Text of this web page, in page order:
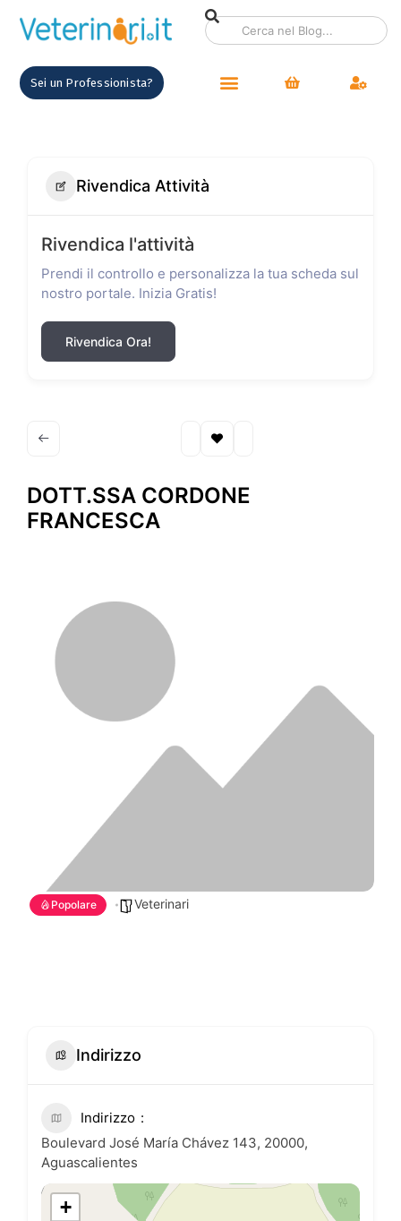
Sei un Professionista?
Rivendica Attività
Rivendica l'attività
Prendi il controllo e personalizza la tua scheda sul
nostro portale. Inizia Gratis!
Rivendica Ora!
DOTT.SSA CORDONE
FRANCESCA
Popolare Veterinari
Indirizzo
Indirizzo
Boulevard José María Chávez 143, 20000,
Aguascalientes
+